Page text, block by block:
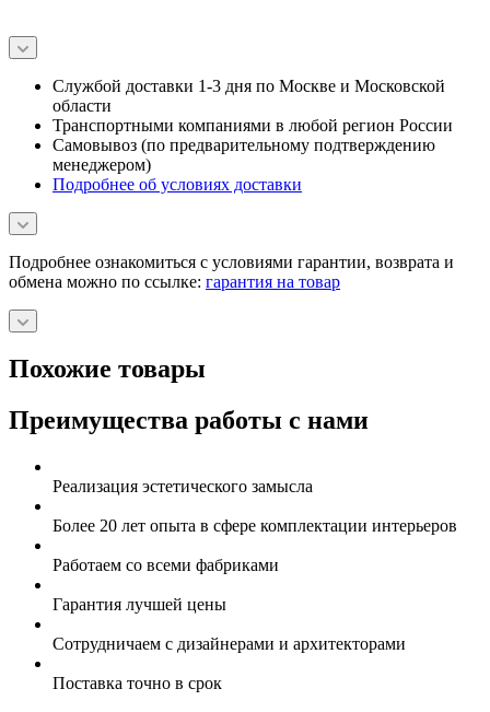
Службой доставки 1-3 дня по Москве и Московской
области
Транспортными компаниями в любой регион России
Самовывоз (по предварительному подтверждению
менеджером)
Подробнее об условиях доставки
Подробнее ознакомиться с условиями гарантии, возврата и
обмена можно по ссылке: гарантия на товар
Похожие товары
Преимущества работы с нами
Реализация эстетического замысла
Более 20 лет опыта в сфере комплектации интерьеров
Работаем со всеми фабриками
Гарантия лучшей цены
Сотрудничаем с дизайнерами и архитекторами
Поставка точно в срок